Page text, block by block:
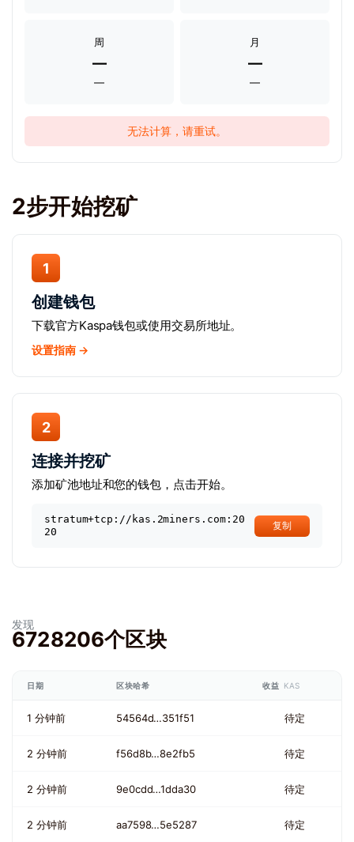
周
—
—
月
—
—
无法计算，请重试。
2步开始挖矿
1
创建钱包
下载官方Kaspa钱包或使用交易所地址。
设置指南 →
2
连接并挖矿
添加矿池地址和您的钱包，点击开始。
stratum+tcp://kas.2miners.com:20
20
复制
发现
6728206个区块
日期 区块哈希 收益 KAS
1 分钟前 54564d…351f51 待定
2 分钟前 f56d8b…8e2fb5 待定
2 分钟前 9e0cdd…1dda30 待定
2 分钟前 aa7598…5e5287 待定